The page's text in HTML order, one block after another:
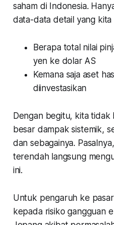
saham di Indonesia.
data-data detail yang
Berapa total nilai
yen ke dolar AS
Kemana saja aset
diinvestasikan
Dengan begitu, kita
besar dampak sistemik,
dan sebagainya.
terendah langsung
ini.
Untuk pengaruh ke
kepada risiko gangguan